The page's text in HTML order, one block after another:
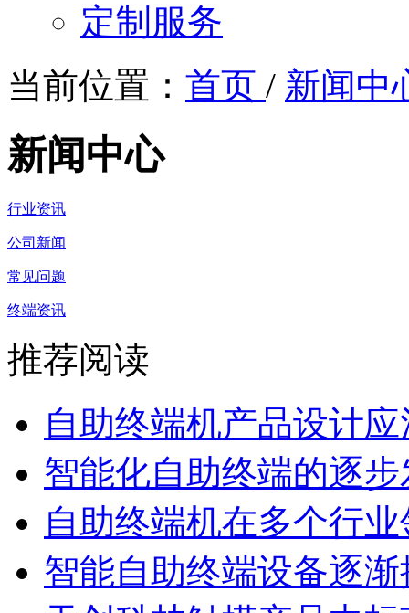
定制服务
当前位置： 首页 / 新闻中
新闻中心
行业资讯
公司新闻
常见问题
终端资讯
推荐阅读
自助终端机产品设计
智能化自助终端的逐步
自助终端机在多个行
智能自助终端设备逐渐